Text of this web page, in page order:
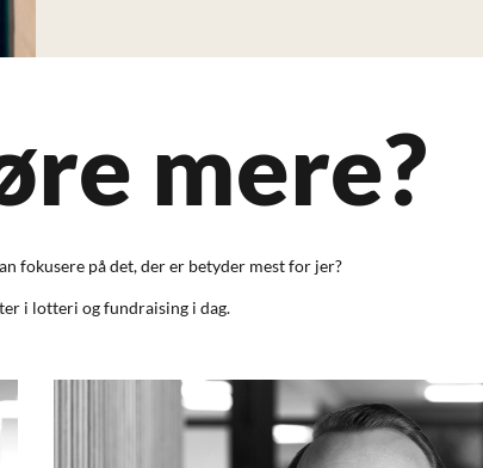
mere?
fokusere på det, der er betyder mest for jer?
i lotteri og fundraising i dag.